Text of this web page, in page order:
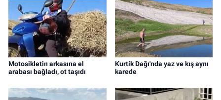
Motosikletin arkasına el
arabası bağladı, ot taşıdı
Kurtik Dağı'nda yaz ve kış aynı
karede